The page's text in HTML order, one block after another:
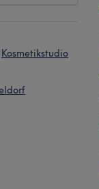
Kosmetikstudio